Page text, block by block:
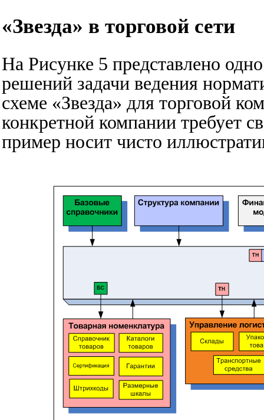
«Звезда» в торговой сети
На Рисунке 5 представлено
решений задачи ведения
схеме «Звезда» для торговой
конкретной компании требует
пример носит чисто